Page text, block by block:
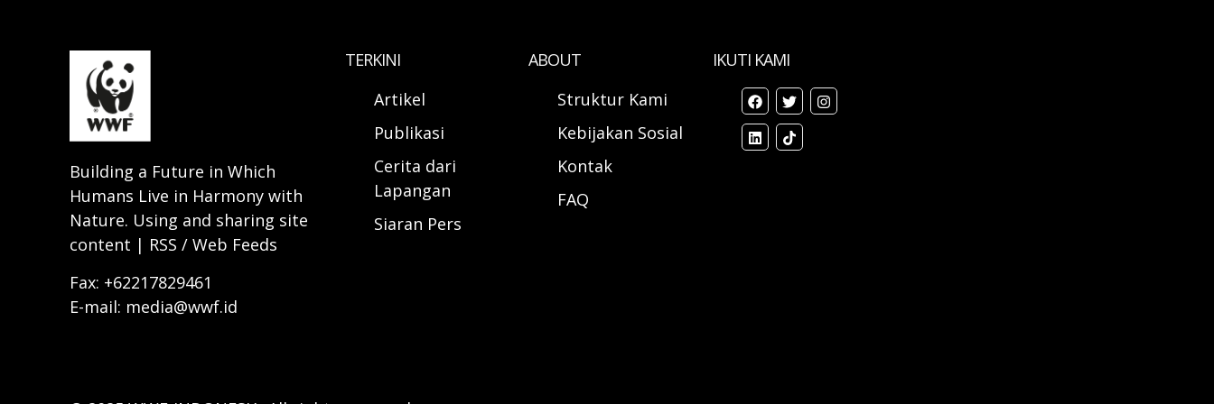
Building a Future in Which
Humans Live in Harmony with
Nature. Using and sharing site
content | RSS / Web Feeds
Fax: +62217829461
E-mail: media@wwf.id
TERKINI
Artikel
Publikasi
Cerita dari
Lapangan
Siaran Pers
ABOUT
Struktur Kami
Kebijakan Sosial
Kontak
FAQ
IKUTI KAMI